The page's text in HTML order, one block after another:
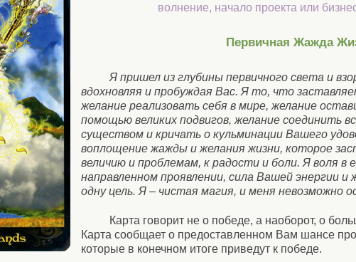
волнение, начало проекта или
Первичная Жажда
Я пришел из глубины первичного света и
вдохновляя и пробуждая Вас. Я то, что
желание реализовать себя в мире, желание
помощью великих подвигов, желание соединить
существом и кричать о кульминации Вашего
воплощение жажды и желания жизни, которое
величию и проблемам, к радости и боли. Я воля в
направленном проявлении, сила Вашей энергии и
одну цель. Я – чистая магия, и меня невозможно
Карта говорит не о победе, а наоборот, о
Карта сообщает о предоставленном Вам шансе
которые в конечном итоге приведут к победе.